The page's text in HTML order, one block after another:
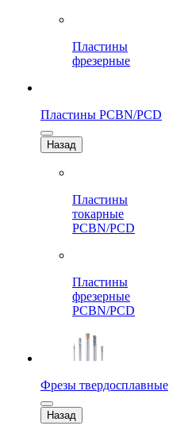
Пластины
фрезерные
Пластины PCBN/PCD
Назад
Пластины
токарные
PCBN/PCD
Пластины
фрезерные
PCBN/PCD
Фрезы твердосплавные
Назад